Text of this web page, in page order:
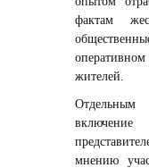
фактам
жителей.
мнению